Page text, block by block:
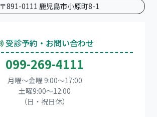
〒891-0111 鹿児島市小原町8-1
受診予約・お問い合わせ
099-269-4111
月曜～金曜 9:00～17:00
土曜9:00〜12:00
（日・祝日休）